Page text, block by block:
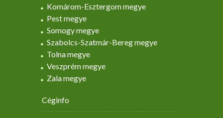
Komárom-Esztergom megye
Pest megye
Somogy megye
Szabolcs-Szatmár-Bereg megye
Tolna megye
Veszprém megye
Zala megye
Céginfo